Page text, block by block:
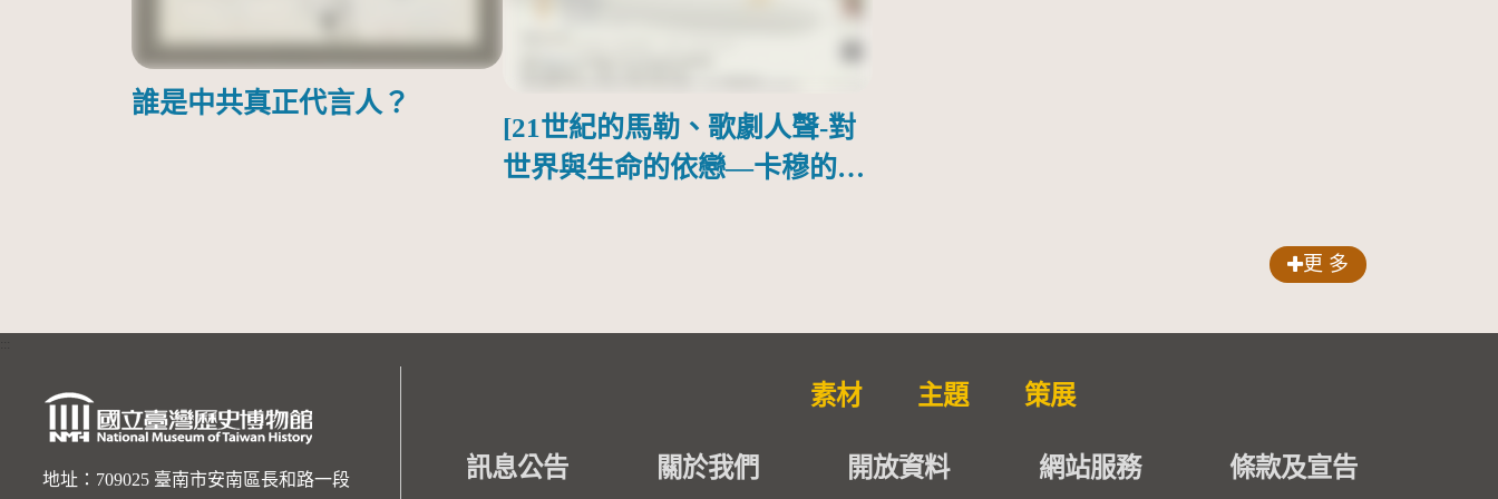
誰是中共真正代言人？
[21世紀的馬勒、歌劇人聲-對
世界與生命的依戀—卡穆的馬
更 多
地址：709025 臺南市安南區長和路一段
素材 主題 策展
訊息公告 關於我們 開放資料 網站服務 條款及宣告